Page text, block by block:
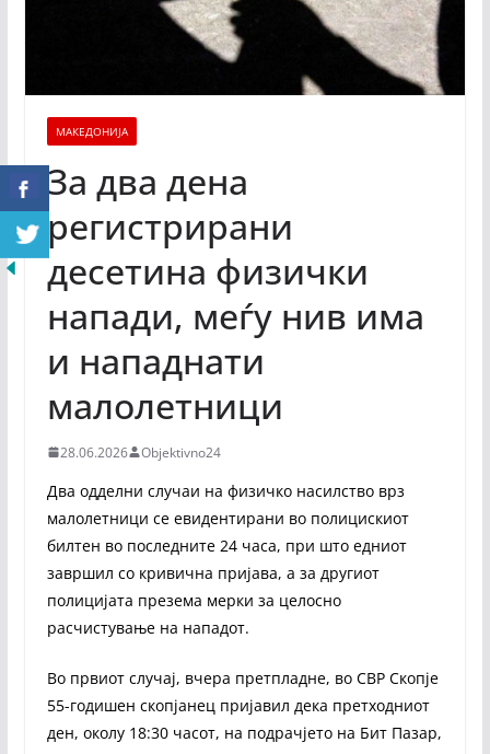
МАКЕДОНИЈА
За два дена
регистрирани
десетина физички
напади, меѓу нив има
и нападнати
малолетници
28.06.2026 Objektivno24
Два одделни случаи на физичко насилство врз
малолетници се евидентирани во полицискиот
билтен во последните 24 часа, при што едниот
завршил со кривична пријава, а за другиот
полицијата презема мерки за целосно
расчистување на нападот.
Во првиот случај, вчера претпладне, во СВР Скопје
55-годишен скопјанец пријавил дека претходниот
ден, околу 18:30 часот, на подрачјето на Бит Пазар,